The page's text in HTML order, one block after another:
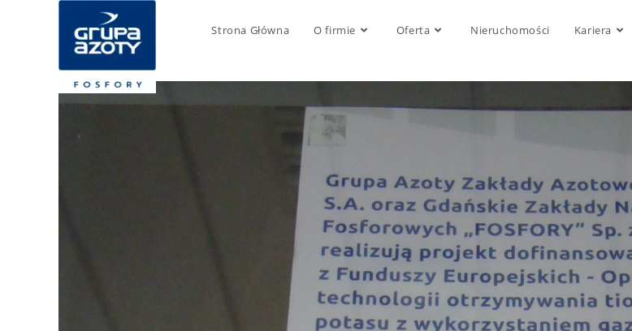
Strona Główna O firmie Oferta Nieruchomości Kariera